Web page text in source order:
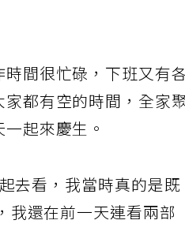
時間很忙碌，下班又有
家都有空的時間，全家
起來慶生。
去看，我當時真的是既
我還在前一天連看兩部